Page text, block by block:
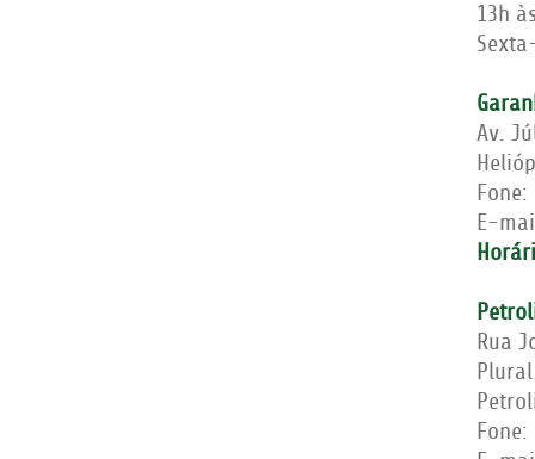
13h
Av.
Fone:
E-
Rua
Fone: